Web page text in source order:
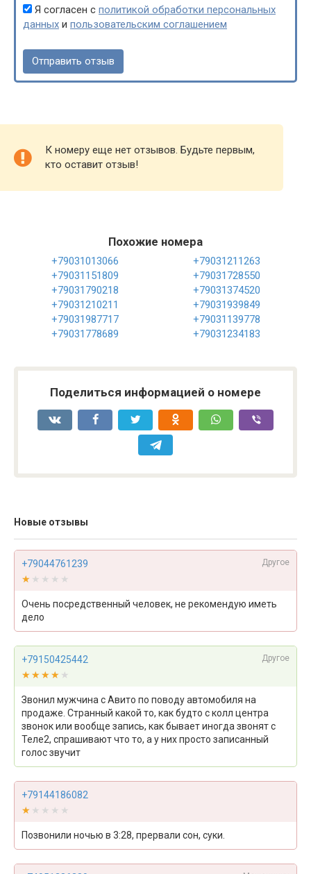
Я согласен с политикой обработки персональных
данных и пользовательским соглашением
К номеру еще нет отзывов. Будьте первым,
кто оставит отзыв!
Похожие номера
+79031013066
+79031211263
+79031151809
+79031728550
+79031790218
+79031374520
+79031210211
+79031939849
+79031987717
+79031139778
+79031778689
+79031234183
Поделиться информацией о номере
Новые отзывы
+79044761239 Другое
★★★★★
★★★★★
Очень посредственный человек, не рекомендую иметь
дело
+79150425442 Другое
★★★★★
★★★★★
Звонил мужчина с Авито по поводу автомобиля на
продаже. Странный какой то, как будто с колл центра
звонок или вообще запись, как бывает иногда звонят с
Теле2, спрашивают что то, а у них просто записанный
голос звучит
+79144186082
★★★★★
★★★★★
Позвонили ночью в 3:28, прервали сон, суки.